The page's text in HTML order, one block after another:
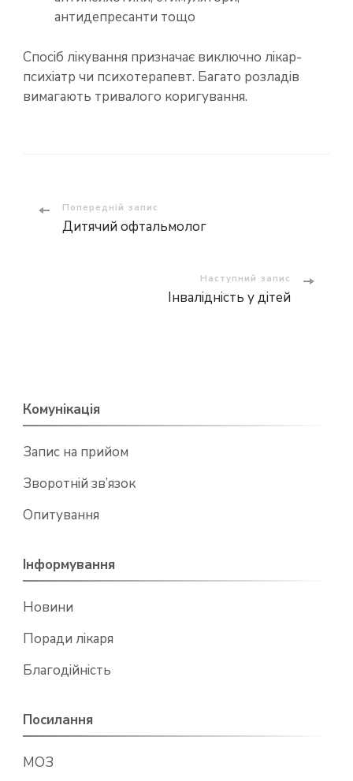
антидепресанти тощо
Спосіб лікування призначає виключно лікар-
психіатр чи психотерапевт. Багато розладів
вимагають тривалого коригування.
Навігація
Попередній запис
Дитячий офтальмолог
Наступний запис
Інвалідність у дітей
Комунікація
Запис на прийом
Зворотній зв’язок
Опитування
Інформування
Новини
Поради лікаря
Благодійність
Посилання
МОЗ